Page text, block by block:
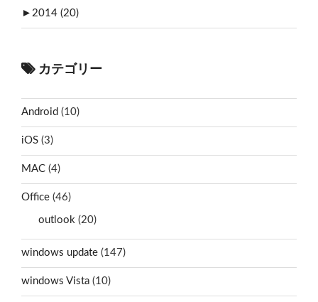
► 2014 (20)
カテゴリー
Android (10)
iOS (3)
MAC (4)
Office (46)
outlook (20)
windows update (147)
windows Vista (10)